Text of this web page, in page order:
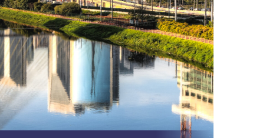
CDHU – Regularização de